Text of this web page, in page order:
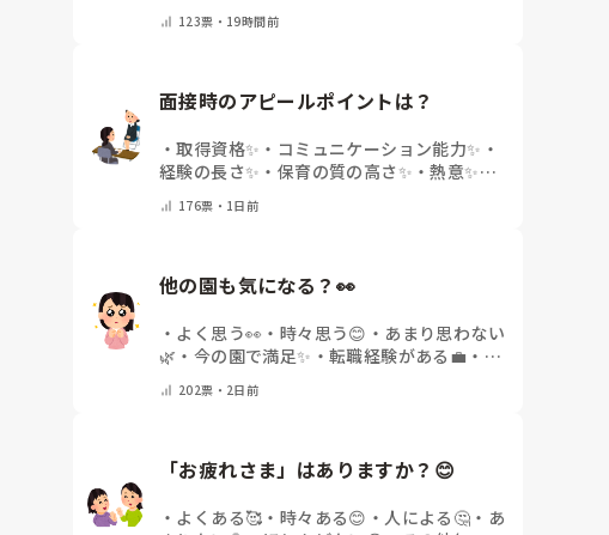
痛じゃない♡・
123票・ 19時間前
面接時のアピールポイントは？
・取得資格✨ ・ コミュニケーション能力✨ ・
経験の長さ✨ ・ 保育の質の高さ✨ ・熱意✨・
い)176票・ 1日前
他の園も気になる？👀
・ よく思う👀 ・ 時々思う😊 ・ あまり思わない
🌿 ・ 今の園で満足✨ ・ 転職経験がある💼 ・ そ
202票・ 2日前
「お疲れさま」はありますか？😊
・ よくある🥰 ・ 時々ある😊 ・ 人による🤔 ・ あ